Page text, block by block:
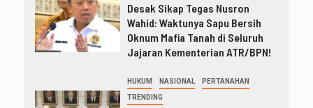
Desak Sikap Tegas Nusron
Wahid: Waktunya Sapu Bersih
Oknum Mafia Tanah di Seluruh
Jajaran Kementerian ATR/BPN!
HUKUM NASIONAL PERTANAHAN
TRENDING